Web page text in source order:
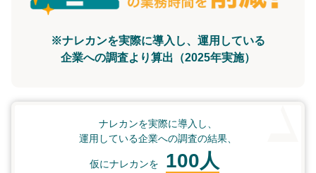
※ナレカンを実際に導入し、運用している
企業への調査より算出（2025年実施）
ナレカンを実際に導入し、
運用している企業への調査の結果、
仮にナレカンを 100人